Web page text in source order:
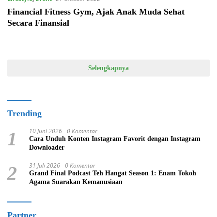
Financial Fitness Gym, Ajak Anak Muda Sehat
Secara Finansial
Selengkapnya
Trending
1 10 Juni 2026 0 Komentar
Cara Unduh Konten Instagram Favorit dengan Instagram
Downloader
2 31 Juli 2026 0 Komentar
Grand Final Podcast Teh Hangat Season 1: Enam Tokoh
Agama Suarakan Kemanusiaan